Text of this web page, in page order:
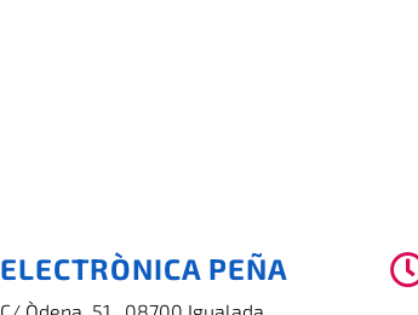
ELECTRÒNICA PEÑA